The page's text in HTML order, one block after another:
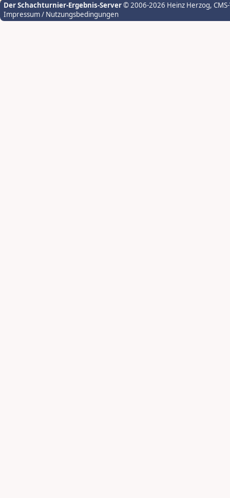
Der Schachturnier-Ergebnis-Server© 2006-2026 Heinz Herzog,
Impressum / Nutzungsbedingungen